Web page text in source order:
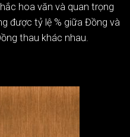
hoa văn và quan trọng
được tỷ lệ % giữa Đồng và
thau khác nhau.